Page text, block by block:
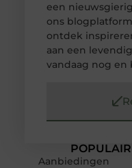
Aanbiedingen
een
ons
ontdek
aan een
vandaag nog